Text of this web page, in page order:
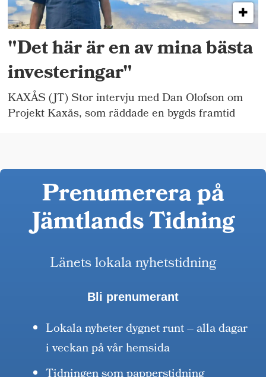
"Det här är en av mina bästa
investeringar"
KAXÅS (JT) Stor intervju med Dan Olofson om
Projekt Kaxås, som räddade en bygds framtid
Prenumerera på
Jämtlands Tidning
Länets lokala nyhetstidning
Bli prenumerant
Lokala nyheter dygnet runt – alla dagar
i veckan på vår hemsida